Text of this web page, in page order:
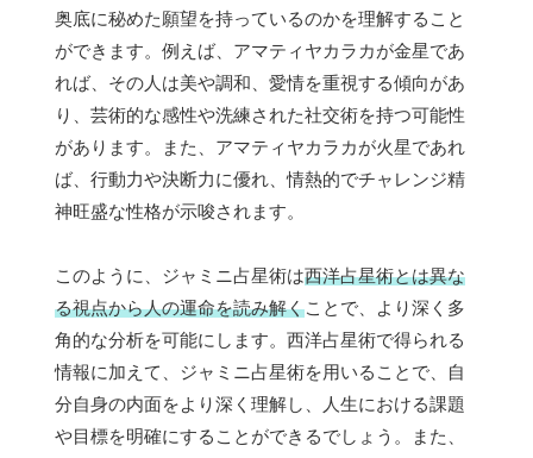
奥底に秘めた願望を持っているのかを理解すること
ができます。例えば、アマティヤカラカが金星であ
れば、その人は美や調和、愛情を重視する傾向があ
り、芸術的な感性や洗練された社交術を持つ可能性
があります。また、アマティヤカラカが火星であれ
ば、行動力や決断力に優れ、情熱的でチャレンジ精
神旺盛な性格が示唆されます。
このように、ジャミニ占星術は西洋占星術とは異な
る視点から人の運命を読み解くことで、より深く多
角的な分析を可能にします。西洋占星術で得られる
情報に加えて、ジャミニ占星術を用いることで、自
分自身の内面をより深く理解し、人生における課題
や目標を明確にすることができるでしょう。また、